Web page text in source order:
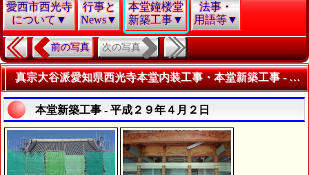
愛西市西光寺
について▼
行事と
News▼
本堂鐘楼堂
新築工事▼
法事・
用語等▼
前の写真 次の写真
真宗大谷派愛知県西光寺本堂内装工事・本堂新築工事 - 平成２９年４月 - | 本堂・鐘楼堂・駐車場整備写真
本堂新築工事 - 平成２９年４月２日